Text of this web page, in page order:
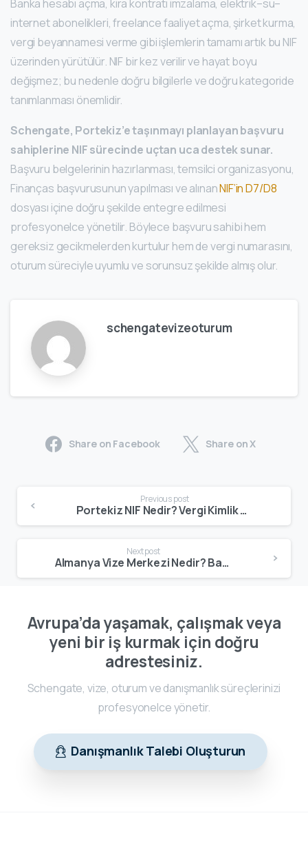
Banka hesabı açma, kira kontratı imzalama, elektrik–su–
internet abonelikleri, freelance faaliyet açma, şirket kurma,
vergi beyannamesi verme gibi işlemlerin tamamı artık bu NIF
üzerinden yürütülür. NIF bir kez verilir ve hayat boyu
değişmez; bu nedenle doğru bilgilerle ve doğru kategoride
tanımlanması önemlidir.
Schengate, Portekiz’e taşınmayı planlayan başvuru
sahiplerine NIF sürecinde uçtan uca destek sunar.
Başvuru belgelerinin hazırlanması, temsilci organizasyonu,
Finanças başvurusunun yapılması ve alınanNIF’in D7/D8
dosyası içine doğru şekilde entegre edilmesi
profesyonelce yönetilir. Böylece başvuru sahibi hem
gereksiz gecikmelerden kurtulur hem de vergi numarasını,
oturum süreciyle uyumlu ve sorunsuz şekilde almış olur.
schengatevizeoturum
Share on Facebook Share on X
Previous post
Portekiz NIF Nedir? Vergi Kimlik Numarasının Tüm Detayları – Schengate
Next post
Almanya Vize Merkezi Nedir? Başvuru Sürecinde Merkez ve Danışmanlık Farkı – Schengate
Avrupa’da yaşamak, çalışmak veya
yeni bir iş kurmak için doğru
adrestesiniz.
Schengate, vize, oturum ve danışmanlık süreçlerinizi
profesyonelce yönetir.
Danışmanlık Talebi Oluşturun